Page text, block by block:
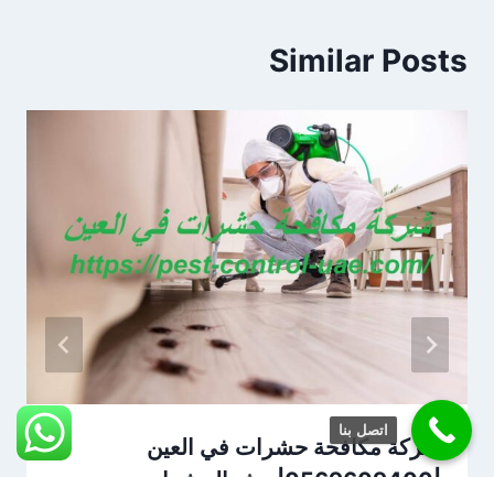
Similar Posts
شركة مكافحة حشرات في العين
اتصل بنا